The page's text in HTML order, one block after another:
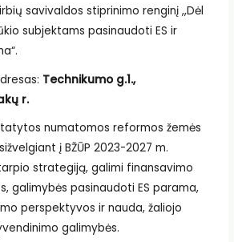
savivaldos stiprinimo renginį ,,Dėl
subjektams pasinaudoti ES ir
Technikumo g.1.,
r.
numatomos reformos žemės
į BŽŪP 2023-2027 m.
strategiją, galimi finansavimo
galimybės pasinaudoti ES parama,
perspektyvos ir nauda, žaliojo
galimybės.